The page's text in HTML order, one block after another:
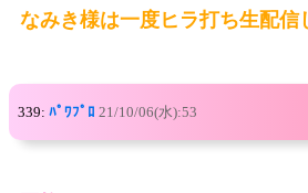
なみき様は一度ヒラ打ち生配信
339: ﾊﾟﾜﾌﾟﾛ 21/10/06(水):53